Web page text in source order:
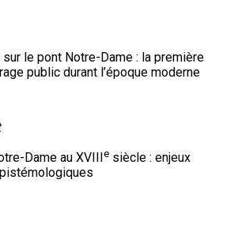
le pont Notre-Dame : la première
public durant l’époque moderne
Dame au XVIIIe siècle : enjeux